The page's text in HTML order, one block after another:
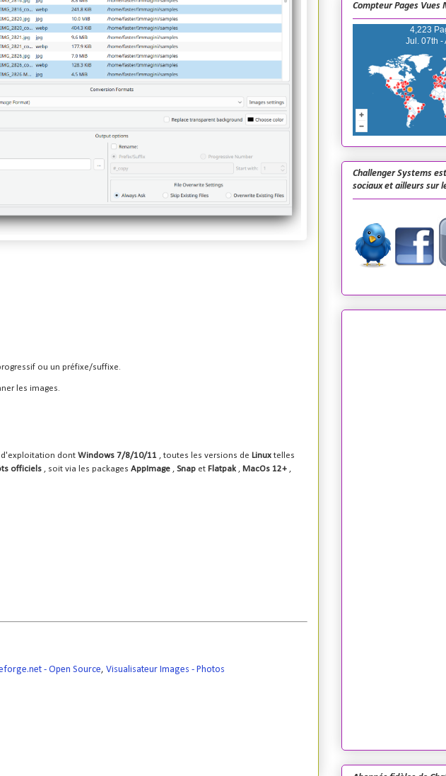
ou un préfixe/suffixe.
les images.
d'exploitation dont Windows 7/8/10/11 , toutes les versions de Linux telles
officiels , soit via les packages AppImage , Snap et Flatpak , MacOs 12+ ,
- Open Source, Visualisateur Images - Photos
Compteur Pages Vues
4,223
Jul. 07th -
Challenger Systems
sociaux et ailleurs sur